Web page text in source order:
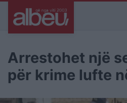
Arrestohet një
për krime lufte